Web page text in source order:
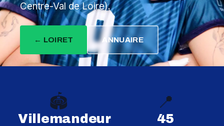
Centre-Val de Loire).
← LOIRET ANNUAIRE
🏟️
Villemandeur
📍
45